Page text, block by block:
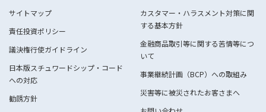
サイトマップ
責任投資ポリシー
議決権行使ガイドライン
日本版スチュワードシップ・コード
への対応
勧誘方針
カスタマー・ハラスメント対策に関
する基本方針
金融商品取引等に関する苦情等につ
いて
事業継続計画（BCP）への取組み
災害等に被災されたお客さまへ